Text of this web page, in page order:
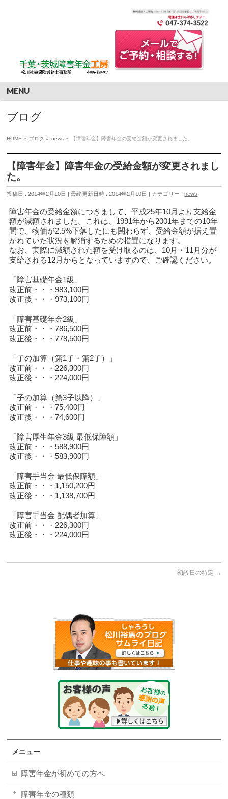
MENU
ブログ
HOME » ブログ » news » 【障害年金】障害年金の受給金額が変更されました。
【障害年金】障害年金の受給金額が変更されまし
た。
投稿日 : 2014年2月10日 最終更新日時 : 2014年2月10日 カテゴリー :news
障害年金の受給金額につきまして、平成25年10月より支給金
額が減額されました。これは、1991年から2001年までの10年
間で、物価が2.5%下落したにも関わらず、受給金額が据え置
かれていた状況を解消するための措置になります。
なお、実際に減額された額を受け取るのは、10月・11月分が
支給される12月からとなっていますので、ご確認ください。
「障害基礎年金1級」
改正前・・・983,100円
改正後・・・973,100円
「障害基礎年金2級」
改正前・・・786,500円
改正後・・・778,500円
「子の加算（第1子・第2子）」
改正前・・・226,300円
改正後・・・224,000円
「子の加算（第3子以降）」
改正前・・・75,400円
改正後・・・74,600円
「障害厚生年金3級 最低保障額」
改正前・・・588,900円
改正後・・・583,900円
「障害手当金 最低保障額」
改正前・・・1,150,200円
改正後・・・1,138,700円
「障害手当金 配偶者加算」
改正前・・・226,300円
改正後・・・224,000円
初診日の特定 →
メニュー
障害年金が初めての方へ
障害年金の種類